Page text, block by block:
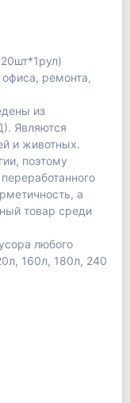
ремонта,
из
Являются
и животных.
поэтому
а
товар среди
любого
160л, 180л, 240